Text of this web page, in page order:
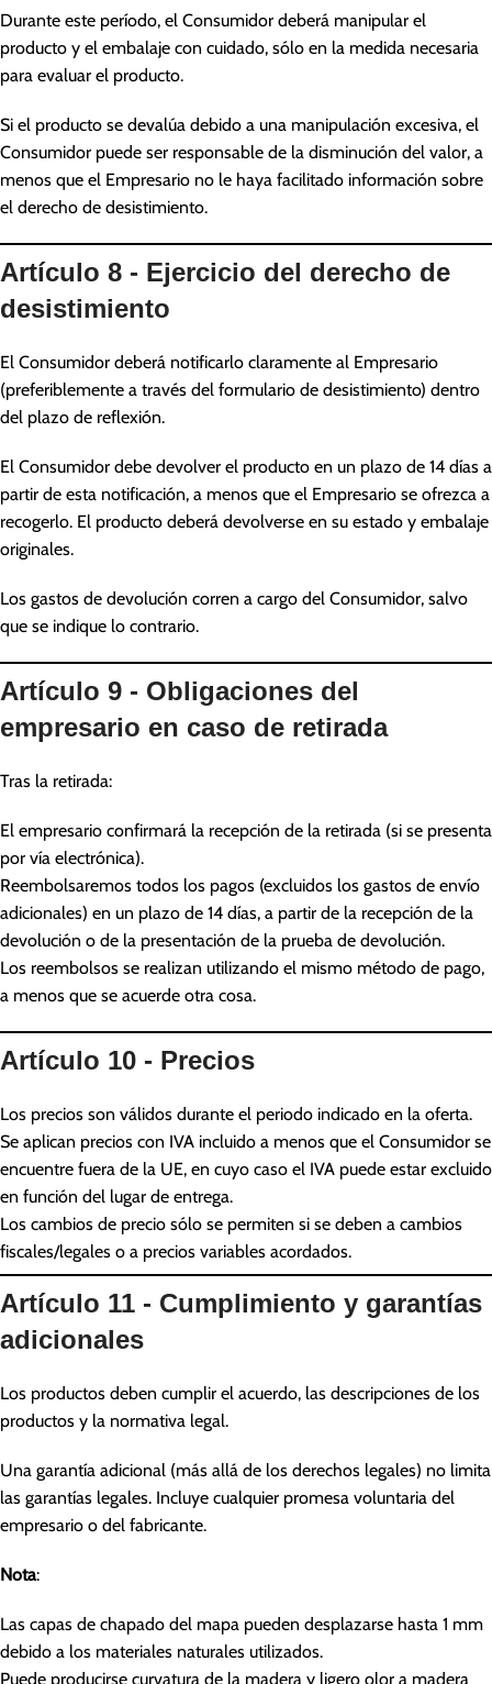
Durante este período, el Consumidor deberá manipular el
producto y el embalaje con cuidado, sólo en la medida necesaria
para evaluar el producto.
Si el producto se devalúa debido a una manipulación excesiva, el
Consumidor puede ser responsable de la disminución del valor, a
menos que el Empresario no le haya facilitado información sobre
el derecho de desistimiento.
Artículo 8 - Ejercicio del derecho de
desistimiento
El Consumidor deberá notificarlo claramente al Empresario
(preferiblemente a través del formulario de desistimiento) dentro
del plazo de reflexión.
El Consumidor debe devolver el producto en un plazo de 14 días a
partir de esta notificación, a menos que el Empresario se ofrezca a
recogerlo. El producto deberá devolverse en su estado y embalaje
originales.
Los gastos de devolución corren a cargo del Consumidor, salvo
que se indique lo contrario.
Artículo 9 - Obligaciones del
empresario en caso de retirada
Tras la retirada:
El empresario confirmará la recepción de la retirada (si se presenta
por vía electrónica).
Reembolsaremos todos los pagos (excluidos los gastos de envío
adicionales) en un plazo de 14 días, a partir de la recepción de la
devolución o de la presentación de la prueba de devolución.
Los reembolsos se realizan utilizando el mismo método de pago,
a menos que se acuerde otra cosa.
Artículo 10 - Precios
Los precios son válidos durante el periodo indicado en la oferta.
Se aplican precios con IVA incluido a menos que el Consumidor se
encuentre fuera de la UE, en cuyo caso el IVA puede estar excluido
en función del lugar de entrega.
Los cambios de precio sólo se permiten si se deben a cambios
fiscales/legales o a precios variables acordados.
Artículo 11 - Cumplimiento y garantías
adicionales
Los productos deben cumplir el acuerdo, las descripciones de los
productos y la normativa legal.
Una garantía adicional (más allá de los derechos legales) no limita
las garantías legales. Incluye cualquier promesa voluntaria del
empresario o del fabricante.
Nota:
Las capas de chapado del mapa pueden desplazarse hasta 1 mm
debido a los materiales naturales utilizados.
Puede producirse curvatura de la madera y ligero olor a madera